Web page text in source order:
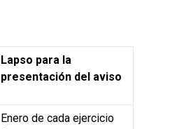
Lapso para la
presentación del aviso
Enero de cada ejercicio